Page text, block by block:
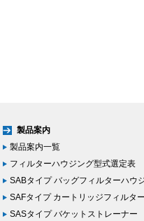
製品案内
製品案内一覧
フィルターハウジング型式選定表
SABタイプ バッグフィルターハウ
SAFタイプ カートリッジフィルタ
SASタイプ バケットストレーナー